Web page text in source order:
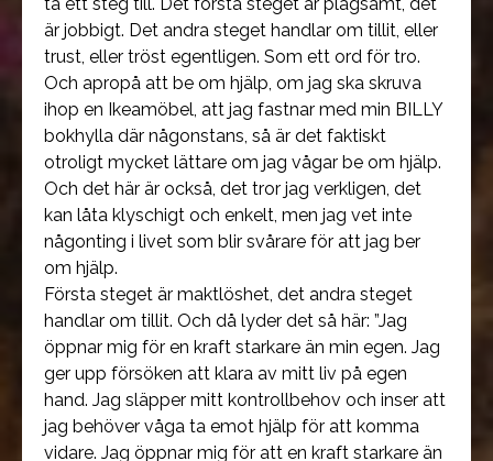
är jobbigt. Det andra steget handlar om tillit, eller
trust, eller tröst egentligen. Som ett ord för tro.
Och apropå att be om hjälp, om jag ska skruva
ihop en Ikeamöbel, att jag fastnar med min BILLY
bokhylla där någonstans, så är det faktiskt
otroligt mycket lättare om jag vågar be om hjälp.
Och det här är också, det tror jag verkligen, det
kan låta klyschigt och enkelt, men jag vet inte
någonting i livet som blir svårare för att jag ber
om hjälp.
Första steget är maktlöshet, det andra steget
handlar om tillit. Och då lyder det så här: ”Jag
öppnar mig för en kraft starkare än min egen. Jag
ger upp försöken att klara av mitt liv på egen
hand. Jag släpper mitt kontrollbehov och inser att
jag behöver våga ta emot hjälp för att komma
vidare. Jag öppnar mig för att en kraft starkare än